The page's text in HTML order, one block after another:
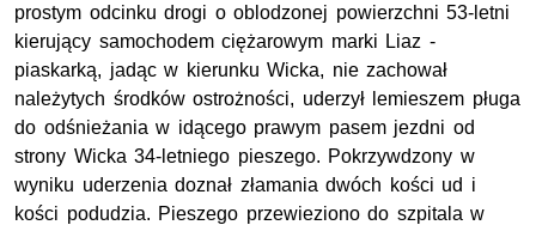
prostym odcinku drogi o oblodzonej powierzchni 53-letni
kierujący samochodem ciężarowym marki Liaz -
piaskarką, jadąc w kierunku Wicka, nie zachował
należytych środków ostrożności, uderzył lemieszem pługa
do odśnieżania w idącego prawym pasem jezdni od
strony Wicka 34-letniego pieszego. Pokrzywdzony w
wyniku uderzenia doznał złamania dwóch kości ud i
kości podudzia. Pieszego przewieziono do szpitala w